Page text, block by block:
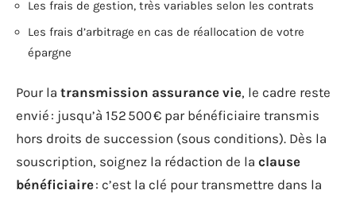
Les frais de gestion, très variables selon les contrats
Les frais d’arbitrage en cas de réallocation de votre
épargne
Pour la transmission assurance vie, le cadre reste
envié : jusqu’à 152 500 € par bénéficiaire transmis
hors droits de succession (sous conditions). Dès la
souscription, soignez la rédaction de la clause
bénéficiaire: c’est la clé pour transmettre dans la